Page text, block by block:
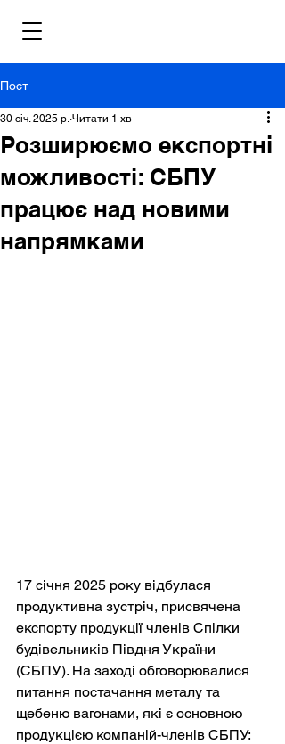
Пост
Розширюємо експортні
можливості: СБПУ
працює над новими
напрямками
30 січ. 2025 р. Читати 1 хв
17 січня 2025 року відбулася
продуктивна зустріч, присвячена
експорту продукції членів Спілки
будівельників Півдня України
(СБПУ). На заході обговорювалися
питання постачання металу та
щебеню вагонами, які є основною
продукцією компаній-членів СБПУ: